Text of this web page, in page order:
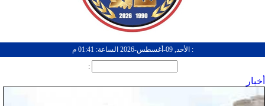
: الأحد, 09-أغسطس-2026 الساعة: 01:41 م
:
أخبار